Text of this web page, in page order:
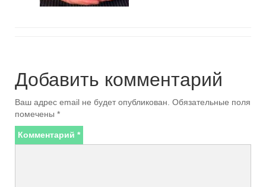
Добавить комментарий
Ваш адрес email не будет опубликован. Обязательные поля
помечены *
Комментарий *